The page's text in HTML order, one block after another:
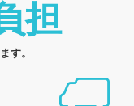
担
す。